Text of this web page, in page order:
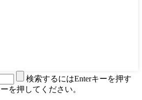
検索するにはEnterキーを押す
を押してください。